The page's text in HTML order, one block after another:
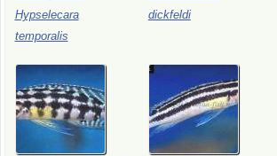
Hypselecara
temporalis
dickfeldi